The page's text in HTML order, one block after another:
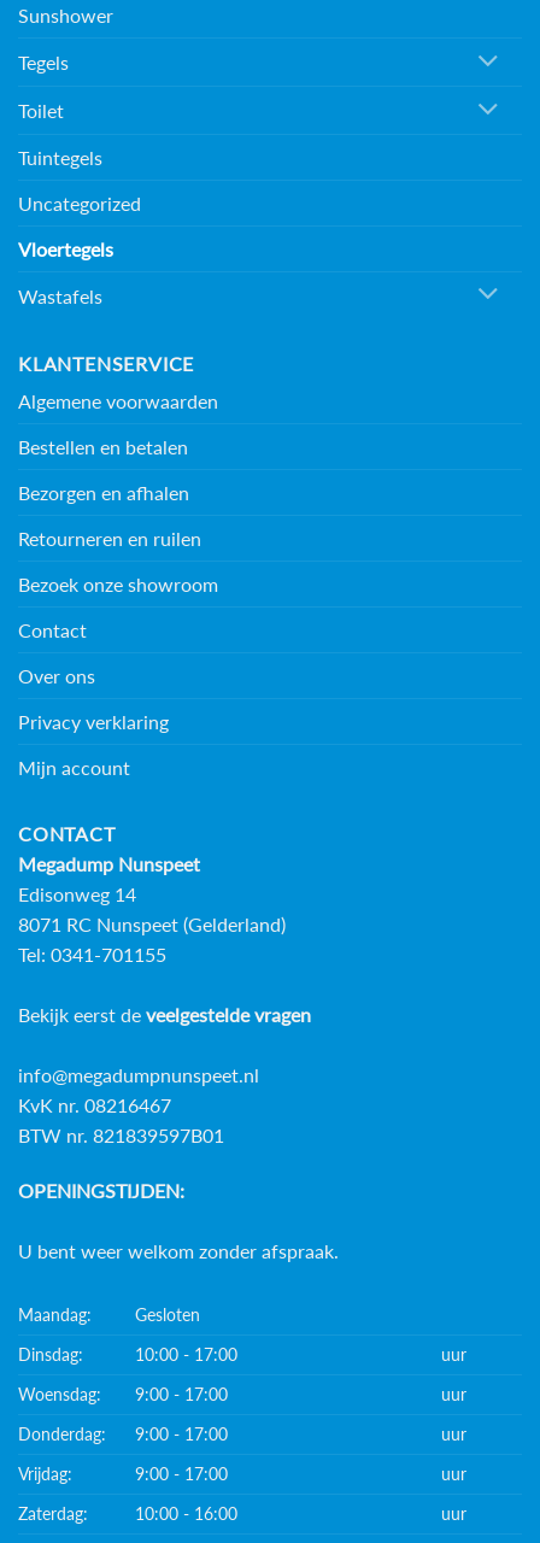
Sunshower
Tegels
Toilet
Tuintegels
Uncategorized
Vloertegels
Wastafels
KLANTENSERVICE
Algemene voorwaarden
Bestellen en betalen
Bezorgen en afhalen
Retourneren en ruilen
Bezoek onze showroom
Contact
Over ons
Privacy verklaring
Mijn account
CONTACT
Megadump Nunspeet
Edisonweg 14
8071 RC Nunspeet (Gelderland)
Tel: 0341-701155
Bekijk eerst de veelgestelde vragen
info@megadumpnunspeet.nl
KvK nr. 08216467
BTW nr. 821839597B01
OPENINGSTIJDEN:
U bent weer welkom zonder afspraak.
Maandag:
Gesloten
Dinsdag:
10:00 - 17:00
uur
Woensdag:
9:00 - 17:00
uur
Donderdag:
9:00 - 17:00
uur
Vrijdag:
9:00 - 17:00
uur
Zaterdag:
10:00 - 16:00
uur